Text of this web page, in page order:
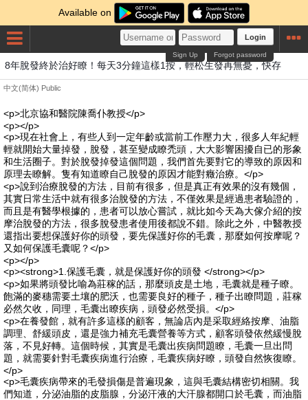
Available on
Login
Forgot password
Sign Up
8年脫發終於治好瞭！每天3分鐘這樣1按，輕松生發再無憂，快存
中文(简体) Public
<p>北京協和醫院陳喬仆教授</p>
<p></p>
<p>現在社會上，有些人到一定年齡或當前工作壓力大，很多人年紀輕
輕就開始大量掉發，脫發，甚至變成瞭禿頭，大大影響困擾自已的形象
和生活圈子。對於脫發掉發這個問題，我們首先要對它的導致的原因和
原理去瞭解。隻有知道瞭自己脫發的原因才能對癥治療。</p>
<p>說到治療脫發的方法，目前有很多，但是真正有效果的沒有幾個，
其實日常生活中就有很多治脫發的方法，不僅效果是經過患者驗證的，
而且是有醫學根據的，患者可以放心嘗試，就比如今天為大傢介紹的按
摩治脫發的方法，很多脫發患者使用後都說不錯。除此之外，中醫教授
還指出要想保護好你的頭發，要先保護好你的毛囊，那麼如何按摩呢？
又如何保護毛囊呢？</p>
<p></p>
<p><strong>1.保護毛囊，就是保護好你的頭發 </strong></p>
<p>如果將頭發比喻為莊稼的話，那麼頭皮是土地，毛囊就是種子瞭。
飽滿的麥穗需要土壤的肥沃，也需要良好的種子，種子出瞭問題，莊稼
必然欠收，同理，毛囊出瞭疾病，頭發必然受損。</p>
<p>在養發館，就有許多這樣的顧客，無論店內是采取經絡按摩、油脂
調理、舒緩頭皮，還是強力補充毛囊營養等方式，顧客頭發依然緩慢脫
落，不見好轉。這個時候，其實是毛囊出疾病問題瞭，毛囊一旦出問
題，就需要針對毛囊疾病進行治療，毛囊疾病好瞭，頭發自然恢復瞭。
</p>
<p>毛囊疾病帶來的毛發損傷是普遍現象，這與毛囊結構密切相關。我
們知道，分泌油脂的皮脂腺，分泌汗液的大汗腺都開口於毛囊，而油脂